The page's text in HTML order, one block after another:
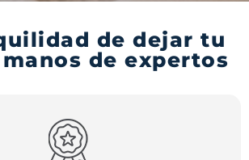
de dejar tu
de expertos